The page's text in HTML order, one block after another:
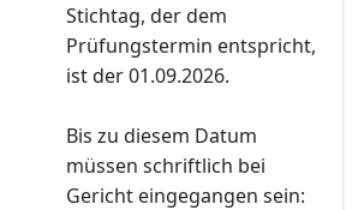
Stichtag, der dem
Prüfungstermin entspricht,
ist der 01.09.2026.
Bis zu diesem Datum
müssen schriftlich bei
Gericht eingegangen sein: